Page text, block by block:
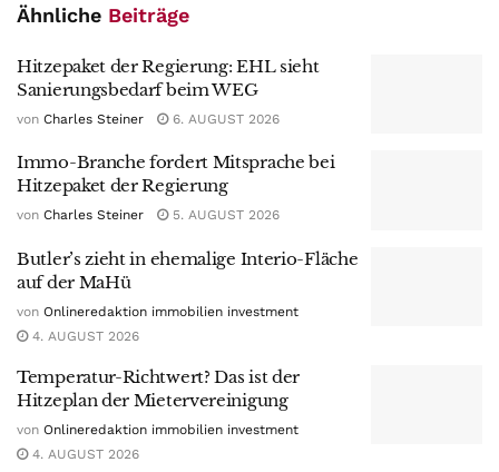
Ähnliche Beiträge
Hitzepaket der Regierung: EHL sieht
Sanierungsbedarf beim WEG
von Charles Steiner 6. AUGUST 2026
Immo-Branche fordert Mitsprache bei
Hitzepaket der Regierung
von Charles Steiner 5. AUGUST 2026
Butler’s zieht in ehemalige Interio-Fläche
auf der MaHü
von Onlineredaktion immobilien investment
4. AUGUST 2026
Temperatur-Richtwert? Das ist der
Hitzeplan der Mietervereinigung
von Onlineredaktion immobilien investment
4. AUGUST 2026